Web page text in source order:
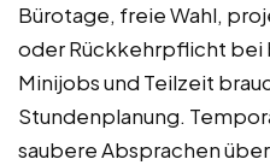
Bürotage, freie Wahl,
oder Rückkehrpflicht bei
Minijobs und Teilzeit
Stundenplanung.
saubere Absprachen